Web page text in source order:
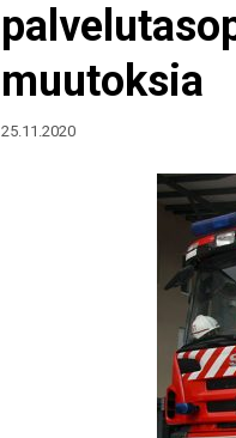
muutoksia
25.11.2020